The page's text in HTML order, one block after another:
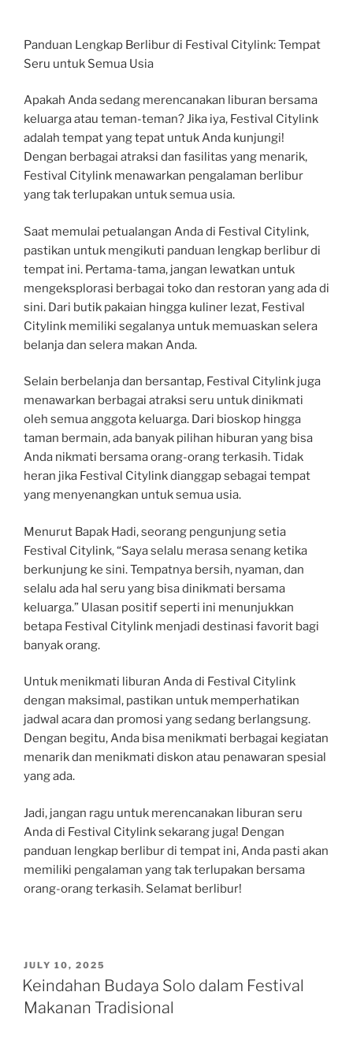
Panduan Lengkap Berlibur di Festival Citylink: Tempat
Seru untuk Semua Usia
Apakah Anda sedang merencanakan liburan bersama
keluarga atau teman-teman? Jika iya, Festival Citylink
adalah tempat yang tepat untuk Anda kunjungi!
Dengan berbagai atraksi dan fasilitas yang menarik,
Festival Citylink menawarkan pengalaman berlibur
yang tak terlupakan untuk semua usia.
Saat memulai petualangan Anda di Festival Citylink,
pastikan untuk mengikuti panduan lengkap berlibur di
tempat ini. Pertama-tama, jangan lewatkan untuk
mengeksplorasi berbagai toko dan restoran yang ada di
sini. Dari butik pakaian hingga kuliner lezat, Festival
Citylink memiliki segalanya untuk memuaskan selera
belanja dan selera makan Anda.
Selain berbelanja dan bersantap, Festival Citylink juga
menawarkan berbagai atraksi seru untuk dinikmati
oleh semua anggota keluarga. Dari bioskop hingga
taman bermain, ada banyak pilihan hiburan yang bisa
Anda nikmati bersama orang-orang terkasih. Tidak
heran jika Festival Citylink dianggap sebagai tempat
yang menyenangkan untuk semua usia.
Menurut Bapak Hadi, seorang pengunjung setia
Festival Citylink, “Saya selalu merasa senang ketika
berkunjung ke sini. Tempatnya bersih, nyaman, dan
selalu ada hal seru yang bisa dinikmati bersama
keluarga.” Ulasan positif seperti ini menunjukkan
betapa Festival Citylink menjadi destinasi favorit bagi
banyak orang.
Untuk menikmati liburan Anda di Festival Citylink
dengan maksimal, pastikan untuk memperhatikan
jadwal acara dan promosi yang sedang berlangsung.
Dengan begitu, Anda bisa menikmati berbagai kegiatan
menarik dan menikmati diskon atau penawaran spesial
yang ada.
Jadi, jangan ragu untuk merencanakan liburan seru
Anda di Festival Citylink sekarang juga! Dengan
panduan lengkap berlibur di tempat ini, Anda pasti akan
memiliki pengalaman yang tak terlupakan bersama
orang-orang terkasih. Selamat berlibur!
POSTED
ON
JULY 10, 2025
Keindahan Budaya Solo dalam Festival
Makanan Tradisional